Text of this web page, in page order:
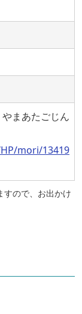
まあたごじん
mori/13419
ので、お出かけ